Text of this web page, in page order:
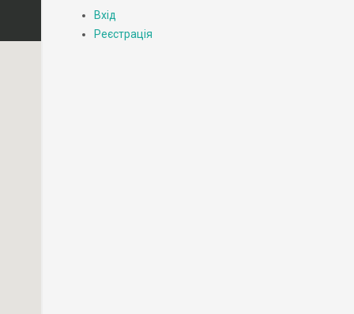
Вхід
Реєстрація